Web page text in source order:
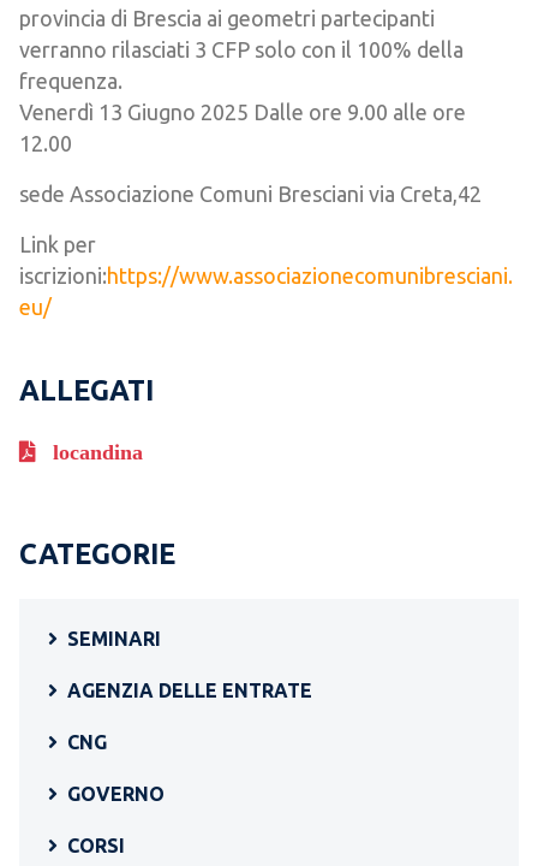
provincia di Brescia ai geometri partecipanti
verranno rilasciati 3 CFP solo con il 100% della
frequenza.
Venerdì 13 Giugno 2025 Dalle ore 9.00 alle ore
12.00
sede Associazione Comuni Bresciani via Creta,42
Link per
iscrizioni:https://www.associazionecomunibresciani.
eu/
ALLEGATI
locandina
CATEGORIE
SEMINARI
AGENZIA DELLE ENTRATE
CNG
GOVERNO
CORSI